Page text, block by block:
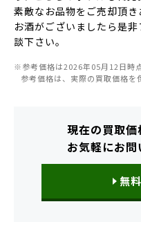
素敵なお品物をご売却頂
お酒がございましたら是
談下さい。
※参考価格は2026年05月12日時点
参考価格は、実際の買取価格を
現在の買取価
お気軽にお問
無